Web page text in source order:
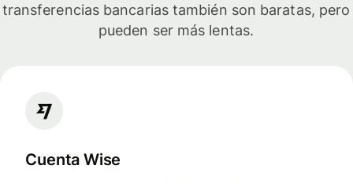
transferencias bancarias también son baratas, pero
pueden ser más lentas.
Cuenta Wise